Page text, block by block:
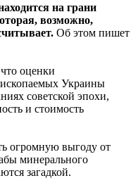
на грани
возможно,
Об этом пишет
оценки
Украины
советской эпохи,
и стоимость
огромную выгоду от
минерального
загадкой.